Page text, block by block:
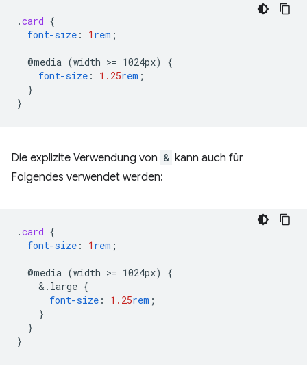
.card {
font-size : 1 rem ;
@media (width >= 1024px)
{
font-size : 1.25rem ;
}
}
Die explizite Verwendung von & kann auch für
Folgendes verwendet werden:
.card {
font-size : 1 rem ;
@media (width >= 1024px)
{
& .large {
font-size : 1.25rem ;
}
}
}